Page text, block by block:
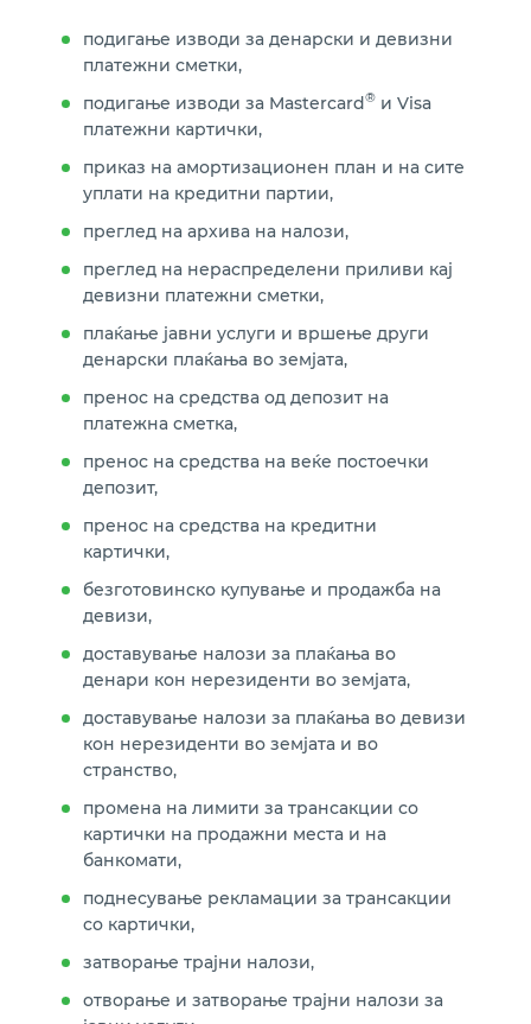
подигање изводи за денарски и девизни
платежни сметки,
подигање изводи за Mastercard® и Visa
платежни картички,
приказ на амортизационен план и на сите
уплати на кредитни партии,
преглед на архива на налози,
преглед на нераспределени приливи кај
девизни платежни сметки,
плаќање јавни услуги и вршење други
денарски плаќања во земјата,
пренос на средства од депозит на
платежна сметка,
пренос на средства на веќе постоечки
депозит,
пренос на средства на кредитни
картички,
безготовинско купување и продажба на
девизи,
доставување налози за плаќања во
денари кон нерезиденти во земјата,
доставување налози за плаќања во девизи
кон нерезиденти во земјата и во
странство,
промена на лимити за трансакции со
картички на продажни места и на
банкомати,
поднесување рекламации за трансакции
со картички,
затворање трајни налози,
отворање и затворање трајни налози за